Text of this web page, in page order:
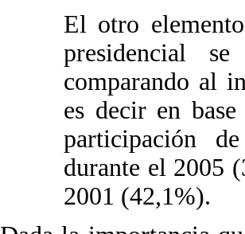
El otro
presidencial
comparando al
es decir en
participación
durante el 2005
2001 (42,1%).